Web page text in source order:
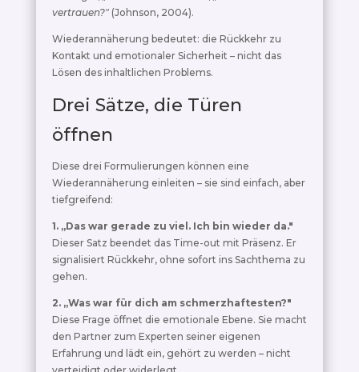
vertrauen?"(Johnson, 2004).
Wiederannäherung bedeutet: die Rückkehr zu
Kontakt und emotionaler Sicherheit – nicht das
Lösen des inhaltlichen Problems.
Drei Sätze, die Türen
öffnen
Diese drei Formulierungen können eine
Wiederannäherung einleiten – sie sind einfach, aber
tiefgreifend:
1. „Das war gerade zu viel. Ich bin wieder da."
Dieser Satz beendet das Time-out mit Präsenz. Er
signalisiert Rückkehr, ohne sofort ins Sachthema zu
gehen.
2. „Was war für dich am schmerzhaftesten?"
Diese Frage öffnet die emotionale Ebene. Sie macht
den Partner zum Experten seiner eigenen
Erfahrung und lädt ein, gehört zu werden – nicht